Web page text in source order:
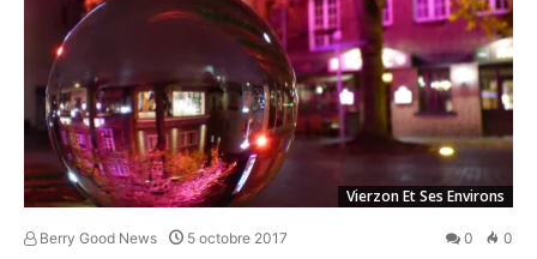
Vierzon Et Ses Environs
Berry Good News 5 octobre 2017 0 0